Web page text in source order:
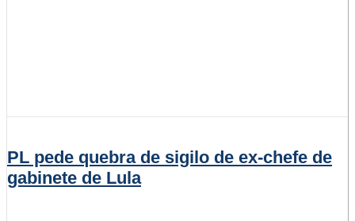
PL pede quebra de sigilo de ex-chefe de
gabinete de Lula